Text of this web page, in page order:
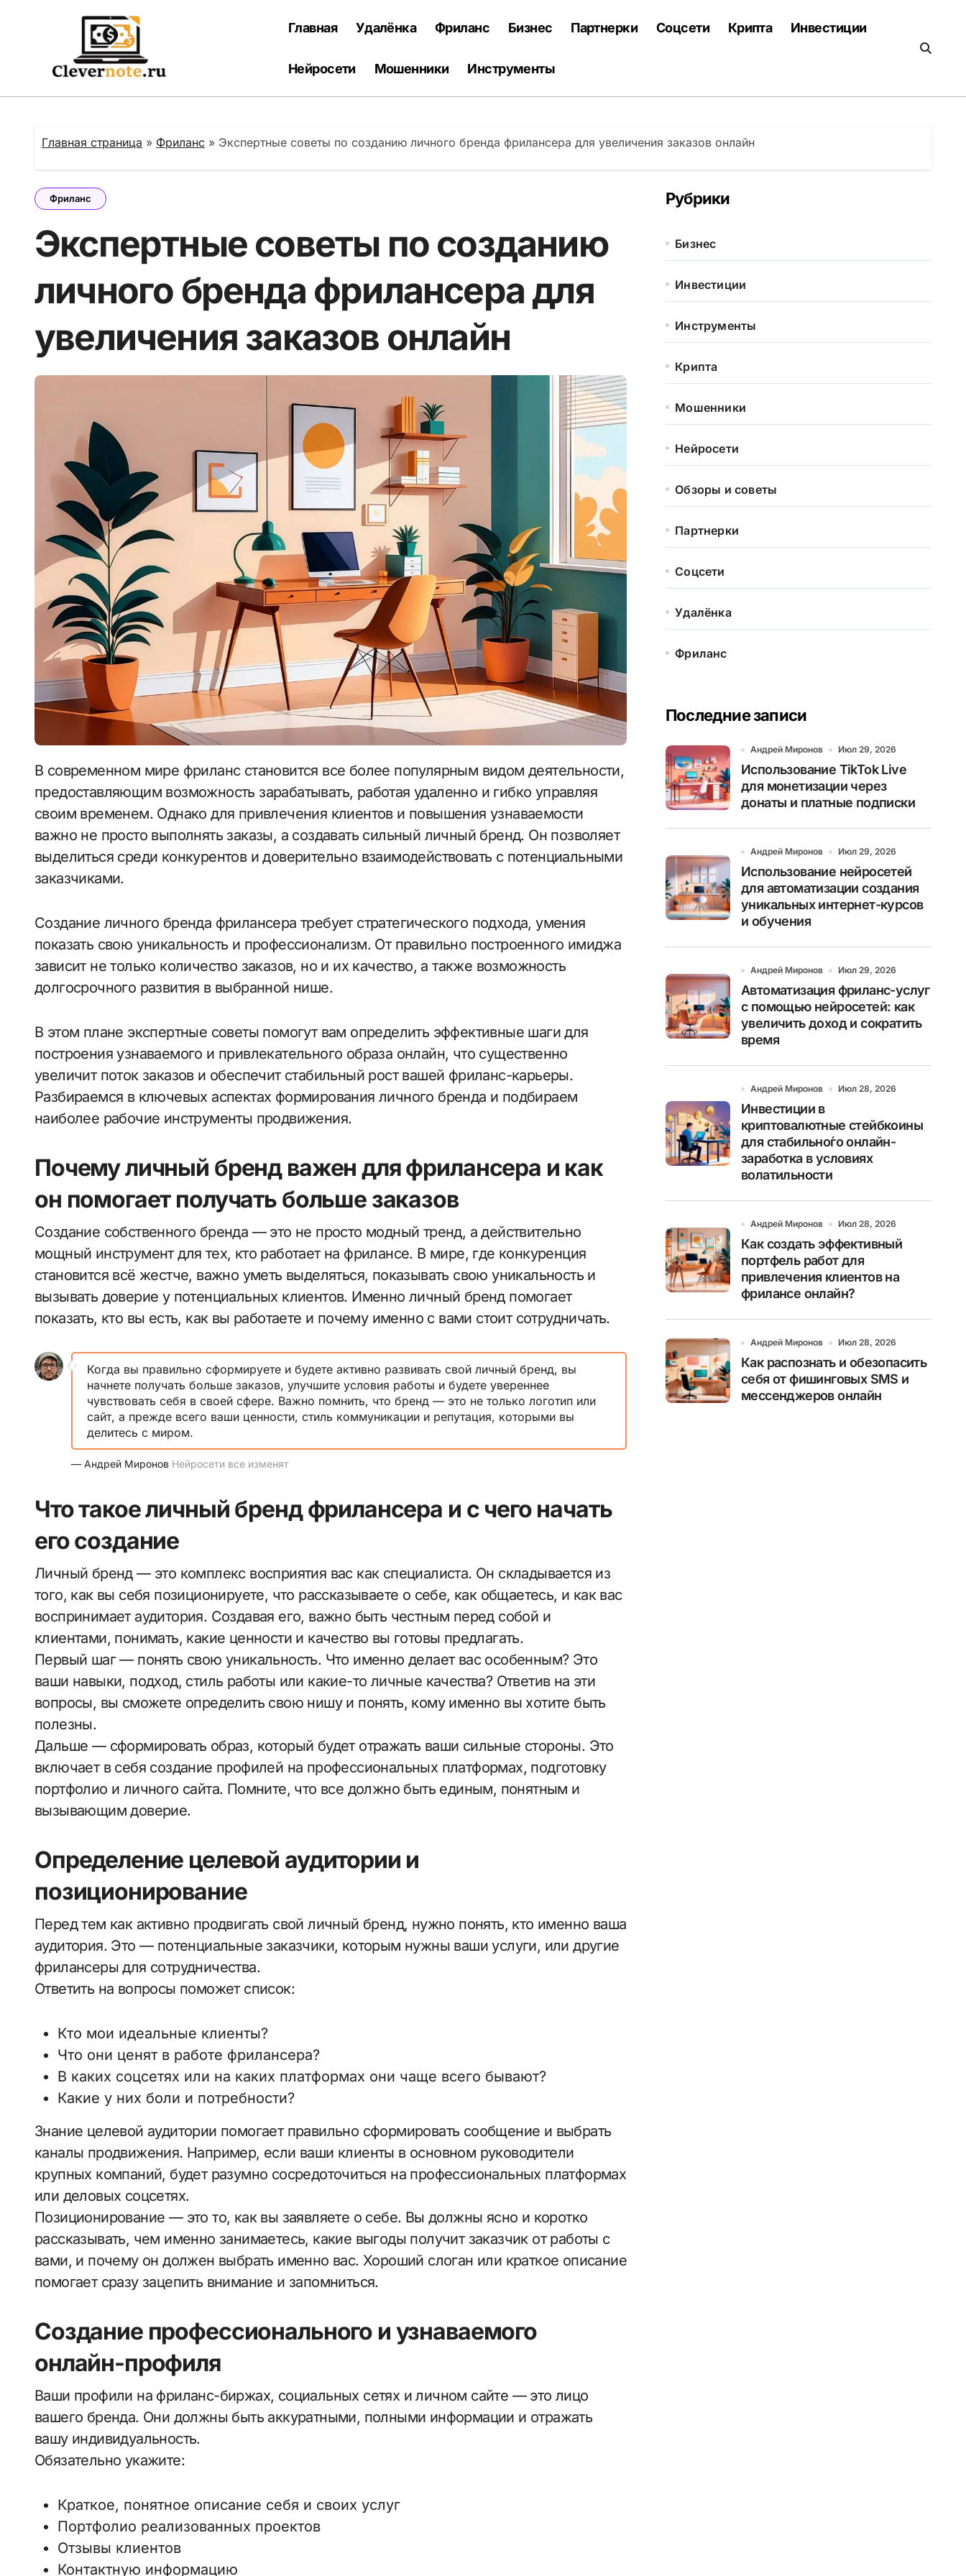
Главная Удалёнка Фриланс Бизнес Партнерки Соцсети Крипта Инвестиции
Нейросети Мошенники Инструменты
Главная страница » Фриланс » Экспертные советы по созданию личного бренда фрилансера для увеличения заказов онлайн
Фриланс
Экспертные советы по созданию
личного бренда фрилансера для
увеличения заказов онлайн
В современном мире фриланс становится все более популярным видом деятельности,
предоставляющим возможность зарабатывать, работая удаленно и гибко управляя
своим временем. Однако для привлечения клиентов и повышения узнаваемости
важно не просто выполнять заказы, а создавать сильный личный бренд. Он позволяет
выделиться среди конкурентов и доверительно взаимодействовать с потенциальными
заказчиками.
Создание личного бренда фрилансера требует стратегического подхода, умения
показать свою уникальность и профессионализм. От правильно построенного имиджа
зависит не только количество заказов, но и их качество, а также возможность
долгосрочного развития в выбранной нише.
В этом плане экспертные советы помогут вам определить эффективные шаги для
построения узнаваемого и привлекательного образа онлайн, что существенно
увеличит поток заказов и обеспечит стабильный рост вашей фриланс-карьеры.
Разбираемся в ключевых аспектах формирования личного бренда и подбираем
наиболее рабочие инструменты продвижения.
Почему личный бренд важен для фрилансера и как
он помогает получать больше заказов
Создание собственного бренда — это не просто модный тренд, а действительно
мощный инструмент для тех, кто работает на фрилансе. В мире, где конкуренция
становится всё жестче, важно уметь выделяться, показывать свою уникальность и
вызывать доверие у потенциальных клиентов. Именно личный бренд помогает
показать, кто вы есть, как вы работаете и почему именно с вами стоит сотрудничать.
Когда вы правильно сформируете и будете активно развивать свой личный бренд, вы
начнете получать больше заказов, улучшите условия работы и будете увереннее
чувствовать себя в своей сфере. Важно помнить, что бренд — это не только логотип или
сайт, а прежде всего ваши ценности, стиль коммуникации и репутация, которыми вы
делитесь с миром.
— Андрей Миронов Нейросети все изменят
Что такое личный бренд фрилансера и с чего начать
его создание
Личный бренд — это комплекс восприятия вас как специалиста. Он складывается из
того, как вы себя позиционируете, что рассказываете о себе, как общаетесь, и как вас
воспринимает аудитория. Создавая его, важно быть честным перед собой и
клиентами, понимать, какие ценности и качество вы готовы предлагать.
Первый шаг — понять свою уникальность. Что именно делает вас особенным? Это
ваши навыки, подход, стиль работы или какие-то личные качества? Ответив на эти
вопросы, вы сможете определить свою нишу и понять, кому именно вы хотите быть
полезны.
Дальше — сформировать образ, который будет отражать ваши сильные стороны. Это
включает в себя создание профилей на профессиональных платформах, подготовку
портфолио и личного сайта. Помните, что все должно быть единым, понятным и
вызывающим доверие.
Определение целевой аудитории и
позиционирование
Перед тем как активно продвигать свой личный бренд, нужно понять, кто именно ваша
аудитория. Это — потенциальные заказчики, которым нужны ваши услуги, или другие
фрилансеры для сотрудничества.
Ответить на вопросы поможет список:
Кто мои идеальные клиенты?
Что они ценят в работе фрилансера?
В каких соцсетях или на каких платформах они чаще всего бывают?
Какие у них боли и потребности?
Знание целевой аудитории помогает правильно сформировать сообщение и выбрать
каналы продвижения. Например, если ваши клиенты в основном руководители
крупных компаний, будет разумно сосредоточиться на профессиональных платформах
или деловых соцсетях.
Позиционирование — это то, как вы заявляете о себе. Вы должны ясно и коротко
рассказывать, чем именно занимаетесь, какие выгоды получит заказчик от работы с
вами, и почему он должен выбрать именно вас. Хороший слоган или краткое описание
помогает сразу зацепить внимание и запомниться.
Создание профессионального и узнаваемого
онлайн-профиля
Ваши профили на фриланс-биржах, социальных сетях и личном сайте — это лицо
вашего бренда. Они должны быть аккуратными, полными информации и отражать
вашу индивидуальность.
Обязательно укажите:
Краткое, понятное описание себя и своих услуг
Портфолио реализованных проектов
Отзывы клиентов
Контактную информацию
Рубрики
Бизнес
Инвестиции
Инструменты
Крипта
Мошенники
Нейросети
Обзоры и советы
Партнерки
Соцсети
Удалёнка
Фриланс
Последние записи
Андрей Миронов Июл 29, 2026
Использование TikTok Live
для монетизации через
донаты и платные подписки
Андрей Миронов Июл 29, 2026
Использование нейросетей
для автоматизации создания
уникальных интернет-курсов
и обучения
Андрей Миронов Июл 29, 2026
Автоматизация фриланс-услуг
с помощью нейросетей: как
увеличить доход и сократить
время
Андрей Миронов Июл 28, 2026
Инвестиции в
криптовалютные стейбкоины
для стабильно́го онлайн-
заработка в условиях
волатильности
Андрей Миронов Июл 28, 2026
Как создать эффективный
портфель работ для
привлечения клиентов на
фрилансе онлайн?
Андрей Миронов Июл 28, 2026
Как распознать и обезопасить
себя от фишинговых SMS и
мессенджеров онлайн